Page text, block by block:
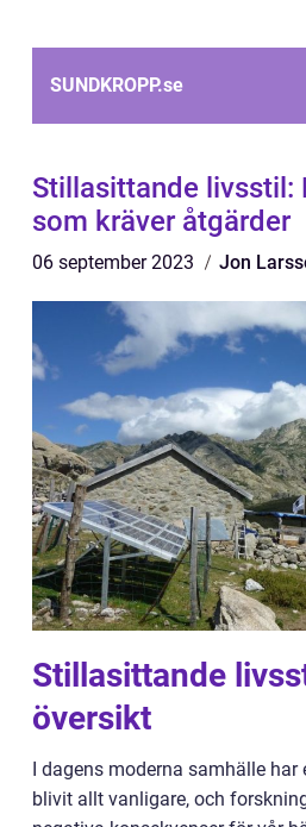
SUNDKROPP.se
Stillasittande livsstil:
som kräver åtgärder
06 september 2023 Jon
Stillasittande
översikt
I dagens moderna samhälle
blivit allt vanligare, och